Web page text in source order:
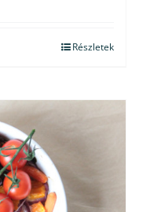
Részletek